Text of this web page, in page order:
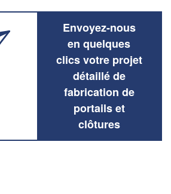
Envoyez-nous
en quelques
clics votre projet
détaillé de
fabrication de
portails et
clôtures